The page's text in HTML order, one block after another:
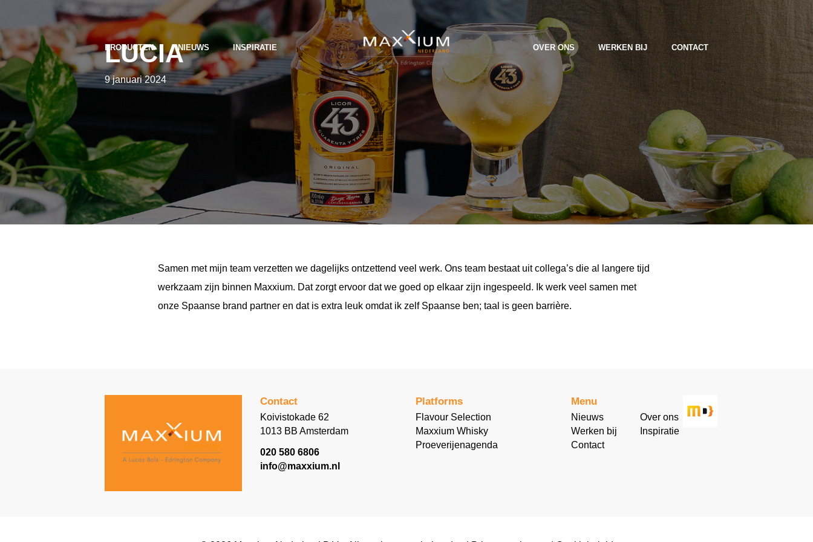
PRODUCTEN NIEUWS INSPIRATIE OVER ONS WERKEN BIJ CONTACT
LUCIA
9 januari 2024
Samen met mijn team verzetten we dagelijks ontzettend veel werk. Ons team bestaat uit collega’s die al langere tijd
werkzaam zijn binnen Maxxium. Dat zorgt ervoor dat we goed op elkaar zijn ingespeeld. Ik werk veel samen met
onze Spaanse brand partner en dat is extra leuk omdat ik zelf Spaanse ben; taal is geen barrière.
Contact
Koivistokade 62
1013 BB Amsterdam
020 580 6806
info@maxxium.nl
Platforms
Flavour Selection
Maxxium Whisky
Proeverijenagenda
Menu
Nieuws
Over ons
Werken bij
Inspiratie
Contact